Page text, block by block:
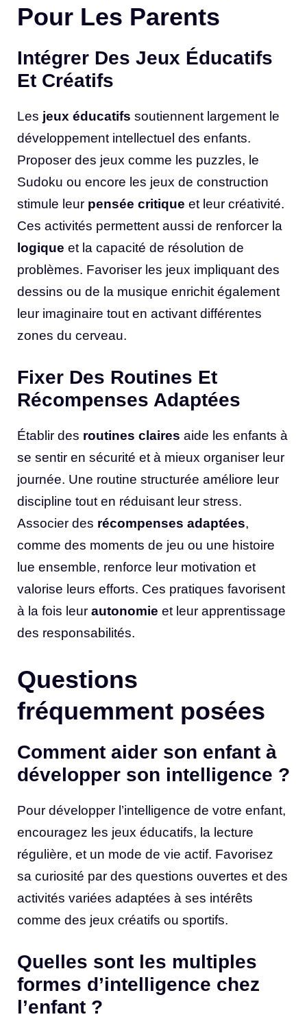
Pour Les Parents
Intégrer Des Jeux Éducatifs
Et Créatifs
Les jeux éducatifs soutiennent largement le
développement intellectuel des enfants.
Proposer des jeux comme les puzzles, le
Sudoku ou encore les jeux de construction
stimule leur pensée critique et leur créativité.
Ces activités permettent aussi de renforcer la
logique et la capacité de résolution de
problèmes. Favoriser les jeux impliquant des
dessins ou de la musique enrichit également
leur imaginaire tout en activant différentes
zones du cerveau.
Fixer Des Routines Et
Récompenses Adaptées
Établir des routines claires aide les enfants à
se sentir en sécurité et à mieux organiser leur
journée. Une routine structurée améliore leur
discipline tout en réduisant leur stress.
Associer des récompenses adaptées,
comme des moments de jeu ou une histoire
lue ensemble, renforce leur motivation et
valorise leurs efforts. Ces pratiques favorisent
à la fois leur autonomie et leur apprentissage
des responsabilités.
Questions
fréquemment posées
Comment aider son enfant à
développer son intelligence ?
Pour développer l’intelligence de votre enfant,
encouragez les jeux éducatifs, la lecture
régulière, et un mode de vie actif. Favorisez
sa curiosité par des questions ouvertes et des
activités variées adaptées à ses intérêts
comme des jeux créatifs ou sportifs.
Quelles sont les multiples
formes d’intelligence chez
l’enfant ?